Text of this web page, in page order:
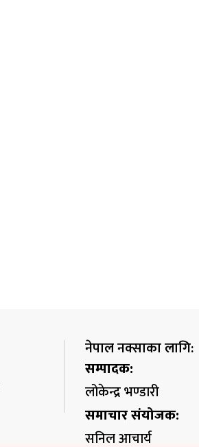
नेपाल नक्साका लागि:
सम्पादक:
लोकेन्द्र भण्डारी
समाचार संयोजक:
सुनिल आचार्य